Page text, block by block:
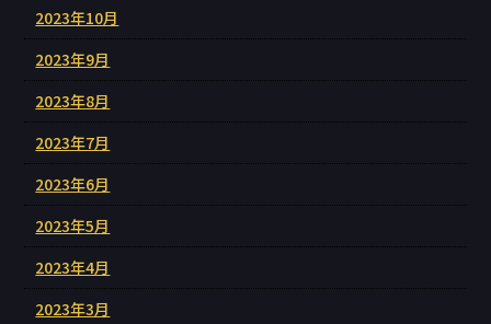
2023年10月
2023年9月
2023年8月
2023年7月
2023年6月
2023年5月
2023年4月
2023年3月